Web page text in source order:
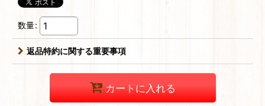
数量:
返品特約に関する重要事項
カートに入れる